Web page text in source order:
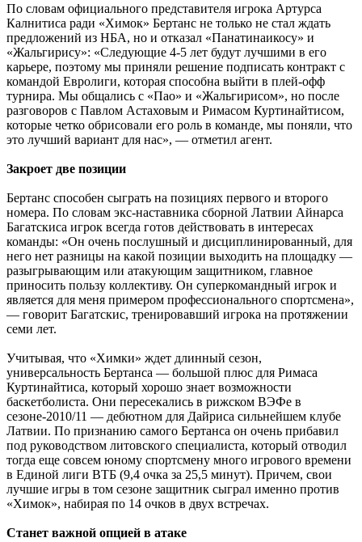
По словам официального представителя игрока Артурса
Калнитиса ради «Химок» Бертанс не только не стал ждать
предложений из НБА, но и отказал «Панатинаикосу» и
«Жальгирису»: «Следующие 4-5 лет будут лучшими в его
карьере, поэтому мы приняли решение подписать контракт с
командой Евролиги, которая способна выйти в плей-офф
турнира. Мы общались с «Пао» и «Жальгирисом», но после
разговоров с Павлом Астаховым и Римасом Куртинайтисом,
которые четко обрисовали его роль в команде, мы поняли, что
это лучший вариант для нас», — отметил агент.
Закроет две позиции
Бертанс способен сыграть на позициях первого и второго
номера. По словам экс-наставника сборной Латвии Айнарса
Багатскиса игрок всегда готов действовать в интересах
команды: «Он очень послушный и дисциплинированный, для
него нет разницы на какой позиции выходить на площадку —
разыгрывающим или атакующим защитником, главное
приносить пользу коллективу. Он суперкомандный игрок и
является для меня примером профессионального спортсмена»,
— говорит Багатскис, тренировавший игрока на протяжении
семи лет.
Учитывая, что «Химки» ждет длинный сезон,
универсальность Бертанса — большой плюс для Римаса
Куртинайтиса, который хорошо знает возможности
баскетболиста. Они пересекались в рижском ВЭФе в
сезоне-2010/11 — дебютном для Дайриса сильнейшем клубе
Латвии. По признанию самого Бертанса он очень прибавил
под руководством литовского специалиста, который отводил
тогда еще совсем юному спортсмену много игрового времени
в Единой лиги ВТБ (9,4 очка за 25,5 минут). Причем, свои
лучшие игры в том сезоне защитник сыграл именно против
«Химок», набирая по 14 очков в двух встречах.
Станет важной опцией в атаке